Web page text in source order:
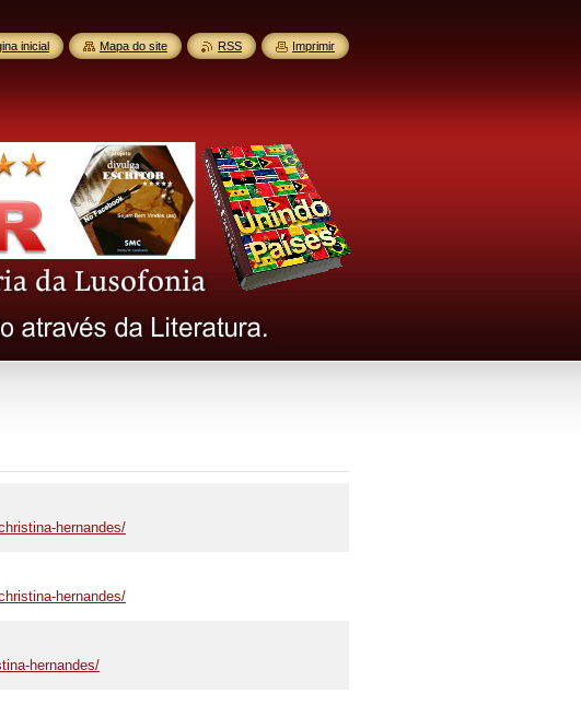
hernandes/
hernandes/
hernandes/
inicial Mapa do site RSS Imprimir